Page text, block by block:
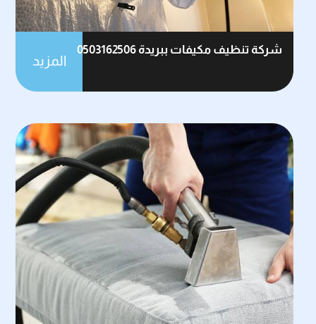
شركة تنظيف مكيفات ببريدة 0503162506
المزيد